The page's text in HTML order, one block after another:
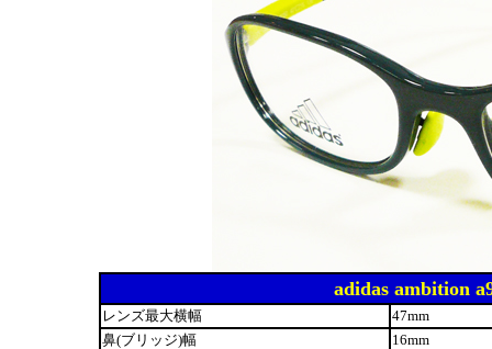
adidas ambition
レンズ最大横幅
47mm
鼻(ブリッジ)幅
16mm